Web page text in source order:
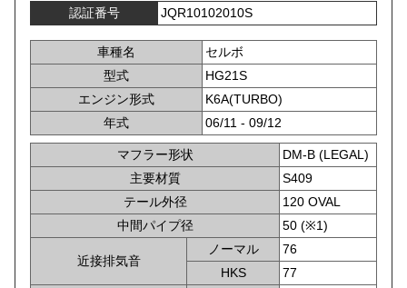
認証番号 JQR10102010S
車種名
セルボ
型式
HG21S
エンジン形式
K6A(TURBO)
年式
06/11 - 09/12
マフラー形状
DM-B (LEGAL)
主要材質
S409
テール外径
120 OVAL
中間パイプ径
50 (※1)
近接排気音
ノーマル
76
HKS
77